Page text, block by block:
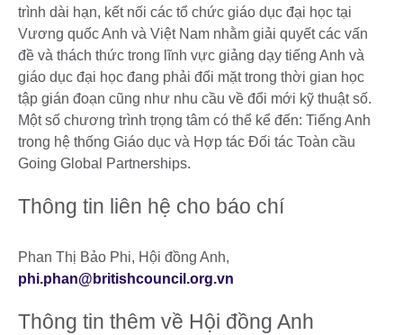
trình dài hạn, kết nối các tổ chức giáo dục đại học tại
Vương quốc Anh và Việt Nam nhằm giải quyết các vấn
đề và thách thức trong lĩnh vực giảng dạy tiếng Anh và
giáo dục đại học đang phải đối mặt trong thời gian học
tập gián đoạn cũng như nhu cầu về đổi mới kỹ thuật số.
Một số chương trình trọng tâm có thể kể đến: Tiếng Anh
trong hệ thống Giáo dục và Hợp tác Đối tác Toàn cầu
Going Global Partnerships.
Thông tin liên hệ cho báo chí
Phan Thị Bảo Phi, Hội đồng Anh,
phi.phan@britishcouncil.org.vn
Thông tin thêm về Hội đồng Anh